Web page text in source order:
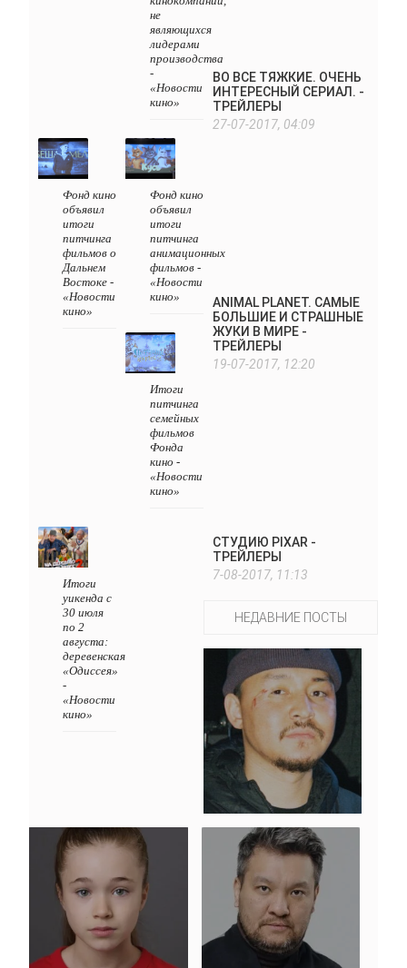
не
являющихся
лидерами
производства
-
«Новости
кино»
Фонд кино
объявил
итоги
питчинга
фильмов о
Дальнем
Востоке -
«Новости
кино»
Фонд кино
объявил
итоги
питчинга
анимационных
фильмов -
«Новости
кино»
Итоги
питчинга
семейных
фильмов
Фонда
кино -
«Новости
кино»
Итоги
уикенда с
30 июля
по 2
августа:
деревенская
«Одиссея»
-
«Новости
кино»
ВО ВСЕ ТЯЖКИЕ. ОЧЕНЬ
ИНТЕРЕСНЫЙ СЕРИАЛ. -
ТРЕЙЛЕРЫ
27-07-2017, 04:09
ANIMAL PLANET. САМЫЕ
БОЛЬШИЕ И СТРАШНЫЕ
ЖУКИ В МИРЕ -
ТРЕЙЛЕРЫ
19-07-2017, 12:20
СТУДИЮ PIXAR -
ТРЕЙЛЕРЫ
7-08-2017, 11:13
НЕДАВНИЕ ПОСТЫ